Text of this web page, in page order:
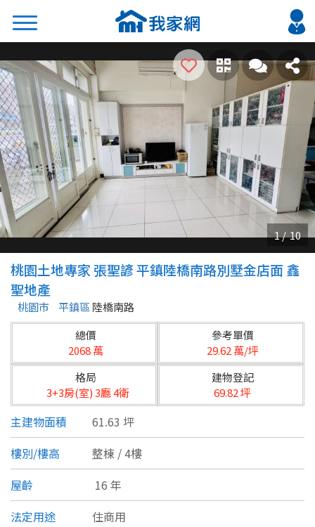
搜尋
熱門關鍵字
2026 台北降價好屋限量釋出
2026 新北降價好屋限量釋出
2026 台中降價好屋限量釋出
2026 台南降價好屋限量釋出
2026 高雄降價好屋限量釋出
縣市
台北市
基隆市
新北市
宜蘭縣
桃園市
新竹市
新竹縣
區域
類型(可複選)
不拘 公寓 電梯大樓 套房
別墅 透天厝 樓中樓 華廈
桃園土地專家 張聖諺 平鎮陸橋南路別墅金店面 鑫
聖地產
桃園市 平鎮區 陸橋南路
總價
2068 萬
參考單價
29.62 萬/坪
格局
3+3房(室) 3廳 4衛
建物登記
69.82 坪
主建物面積
61.63 坪
樓別/樓高
整棟 / 4樓
屋齡
16 年
法定用途
住商用